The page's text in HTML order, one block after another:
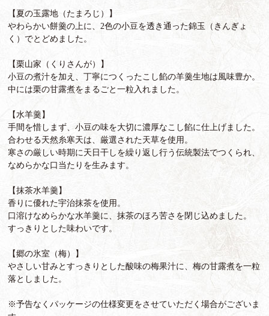
【夏の玉露地（たまろじ）】
やわらかい餅羹の上に、2色の小豆を透き通った錦玉（きんぎょ
く）でとどめました。
【栗山家（くりさんが）】
小豆の煮汁を加え、丁寧につくったこし餡の羊羹生地は風味豊か。
中には栗の甘露煮をまるごと一粒入れました。
【水羊羹】
手間を惜しまず、小豆の味を大切に濃厚なこし餡に仕上げました。
合わせる天然糸寒天は、厳選された天草を使用。
寒さの厳しい時期に天日干しを繰り返し行う伝統製法でつくられ、
なめらかな口当たりを生みます。
【抹茶水羊羹】
香りに優れた宇治抹茶を使用。
口溶けなめらかな水羊羹に、抹茶のほろ苦さを閉じ込めました。
すっきりとした味わいです。
【郷の氷室（梅）】
やさしい甘みとすっきりとした酸味の梅果汁に、梅の甘露煮を一粒
落としました。
※予告なくパッケージの仕様変更をさせていただく場合がございま